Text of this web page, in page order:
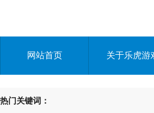
网站首页 关于乐虎游
热门关键词：